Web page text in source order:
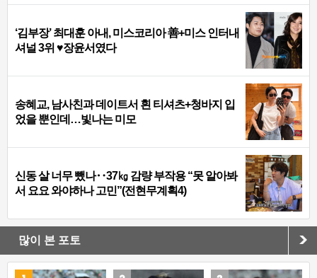
‘김부장’ 최대훈 아내, 미스코리아 善+미스 인터내
셔널 3위 ♥장윤서였다
송혜교, 남사친과 데이트서 흰 티셔츠+청바지 입
었을 뿐인데…빛나는 미모
신동 살 너무 뺐나‥37㎏ 감량 부작용 “못 알아봐
서 요요 와야하나 고민”(전현무계획4)
많이 본 포토